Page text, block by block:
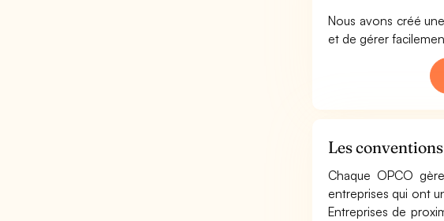
Nous avons créé
et de gérer
Les
Chaque OPCO
entreprises qui ont
Entreprises de